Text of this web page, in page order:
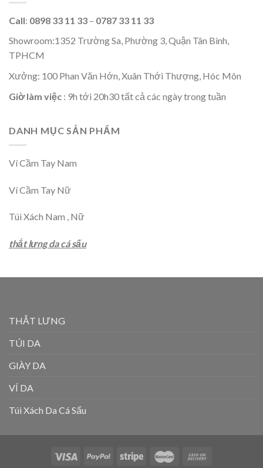
Call: 0898 33 11 33 – 0787 33 11 33
Showroom:1352 Trường Sa, Phường 3, Quận Tân Bình,
TPHCM
Xưởng: 100 Phan Văn Hớn, Xuân Thới Thượng, Hóc Môn
Giờ làm việc : 9h tới 20h30 tất cả các ngày trong tuần
DANH MỤC SẢN PHẨM
Ví Cầm Tay Nam
Ví Cầm Tay Nữ
Túi Xách Nam , Nữ
thắt lưng da cá sấu
THẮT LƯNG
TÚI DA
GIÀY DA
VÍ DA
Túi Xách Da Cá Sấu